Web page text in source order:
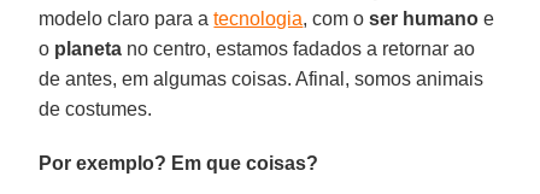
modelo claro para atecnologia, com o ser humano e
o planeta no centro, estamos fadados a retornar ao
de antes, em algumas coisas. Afinal, somos animais
de costumes.
Por exemplo? Em que coisas?